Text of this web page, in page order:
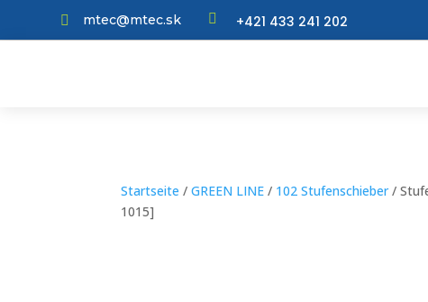
 mtec@mtec.sk  +421 433 241 202
Startseite /GREEN LINE / 102 Stufenschieber/
1015]